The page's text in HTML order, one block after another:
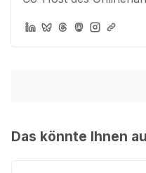
Das könnte Ihnen